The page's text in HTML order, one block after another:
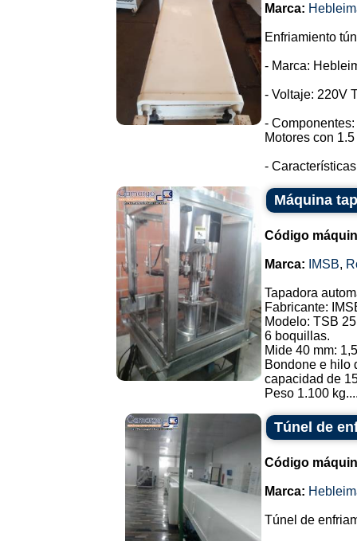
Marca:
Enfriamiento
- Marca:
- Voltaje: 220V
-
Motores con
-
Máquina
Código
Marca: IMSB,
Tapadora
Fabricante:
Modelo: TSB
6 boquillas.
Mide 40 mm:
Bondone e hilo
capacidad de
Peso 1.100
Túnel de
Código
Marca:
Túnel de